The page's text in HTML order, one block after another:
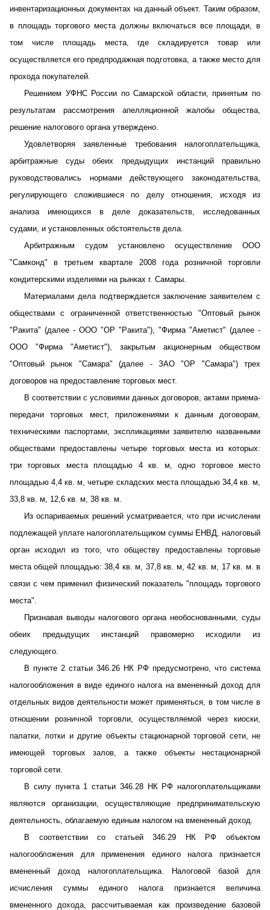
инвентаризационных документах на данный объект. Таким образом,
в площадь торгового места должны включаться все площади, в
том числе площадь места, где складируется товар или
осуществляется его предпродажная подготовка, а также место для
прохода покупателей.
Решением УФНС России по Самарской области, принятым по
результатам рассмотрения апелляционной жалобы общества,
решение налогового органа утверждено.
Удовлетворяя заявленные требования налогоплательщика,
арбитражные суды обеих предыдущих инстанций правильно
руководствовались нормами действующего законодательства,
регулирующего сложившиеся по делу отношения, исходя из
анализа имеющихся в деле доказательств, исследованных
судами, и установленных обстоятельств дела.
Арбитражным судом установлено осуществление ООО
"Самконд" в третьем квартале 2008 года розничной торговли
кондитерскими изделиями на рынках г. Самары.
Материалами дела подтверждается заключение заявителем с
обществами с ограниченной ответственностью "Оптовый рынок
"Ракита" (далее - ООО "ОР "Ракита"), "Фирма "Аметист" (далее -
ООО "Фирма "Аметист"), закрытым акционерным обществом
"Оптовый рынок "Самара" (далее - ЗАО "ОР "Самара") трех
договоров на предоставление торговых мест.
В соответствии с условиями данных договоров, актами приема-
передачи торговых мест, приложениями к данным договорам,
техническими паспортами, экспликациями заявителю названными
обществами предоставлены четыре торговых места из которых:
три торговых места площадью 4 кв. м, одно торговое место
площадью 4,4 кв. м, четыре складских места площадью 34,4 кв. м,
33,8 кв. м, 12,6 кв. м, 38 кв. м.
Из оспариваемых решений усматривается, что при исчислении
подлежащей уплате налогоплательщиком суммы ЕНВД, налоговый
орган исходил из того, что обществу предоставлены торговые
места общей площадью: 38,4 кв. м, 37,8 кв. м, 42 кв. м, 17 кв. м. в
связи с чем применил физический показатель "площадь торгового
места".
Признавая выводы налогового органа необоснованными, суды
обеих предыдущих инстанций правомерно исходили из
следующего.
В пункте 2 статьи 346.26 НК РФ предусмотрено, что система
налогообложения в виде единого налога на вмененный доход для
отдельных видов деятельности может применяться, в том числе в
отношении розничной торговли, осуществляемой через киоски,
палатки, лотки и другие объекты стационарной торговой сети, не
имеющей торговых залов, а также объекты нестационарной
торговой сети.
В силу пункта 1 статьи 346.28 НК РФ налогоплательщиками
являются организации, осуществляющие предпринимательскую
деятельность, облагаемую единым налогом на вмененный доход.
В соответствии со статьей 346.29 НК РФ объектом
налогообложения для применения единого налога признается
вмененный доход налогоплательщика. Налоговой базой для
исчисления суммы единого налога признается величина
вмененного дохода, рассчитываемая как произведение базовой